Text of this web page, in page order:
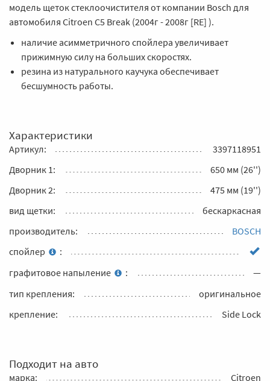
модель щеток стеклоочистителя от компании Bosch для
автомобиля Citroen C5 Break (2004г - 2008г [RE] ).
наличие асимметричного спойлера увеличивает
прижимную силу на больших скоростях.
резина из натурального каучука обеспечивает
бесшумность работы.
Характеристики
Артикул:
3397118951
Дворник 1:
650 мм (26'')
Дворник 2:
475 мм (19'')
вид щетки:
бескаркасная
производитель:
BOSCH
спойлер
:
графитовое напыление
:
—
тип крепления:
оригинальное
крепление:
Side Lock
Подходит на авто
марка: Citroen